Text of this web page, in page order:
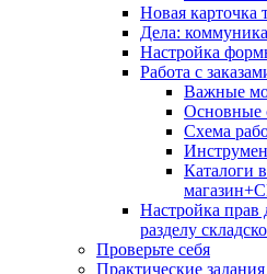
Новая карточка
Дела:
Настройка
Работа с
Важные
Основные
Схема
Каталоги
Настройка прав
разделу
Проверьте себя
Практические задания